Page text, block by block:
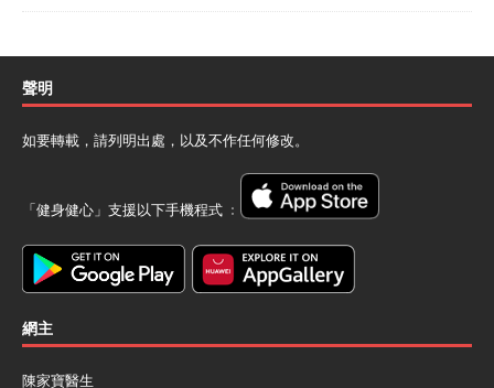
聲明
如要轉載，請列明出處，以及不作任何修改。
「健身健心」支援以下手機程式 ﹕
網主
陳家寶醫生